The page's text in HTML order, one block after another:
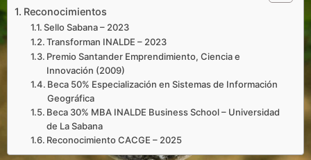
Reconocimientos
Sello Sabana – 2023
Transforman INALDE – 2023
Premio Santander Emprendimiento, Ciencia e
Innovación (2009)
Beca 50% Especialización en Sistemas de Información
Geográfica
Beca 30% MBA INALDE Business School – Universidad
de La Sabana
Reconocimiento CACGE – 2025